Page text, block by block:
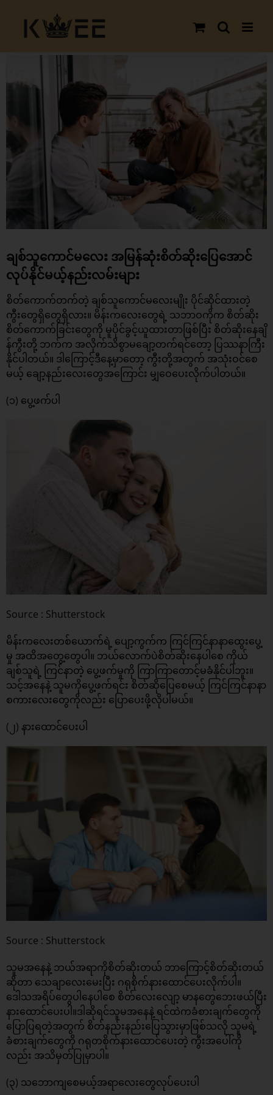
content
ချစ်သူကောင်မလေး အမြန်ဆုံးစိတ်ဆိုးပြေအောင်
လုပ်နိုင်မယ့်နည်းလမ်းများ
စိတ်ကောက်တက်တဲ့ ချစ်သူကောင်မလေးမျိုး ပိုင်ဆိုင်ထားတဲ့
ကွီးတွေရှိတွေရှိလား။ မိန်းကလေးတွေရဲ့ သဘာဝကိုက စိတ်ဆိုး
စိတ်ကောက်ခြင်းတွေကို မူပိုင်ခွင့်ယူထားတာဖြစ်ပြီး စိတ်ဆိုးနေချိ
န်ကွီးတို့ ဘက်က အလိုက်သိစွာမချော့တက်ရင်တော့ ပြဿနာကြီး
နိုင်ပါတယ်။ ဒါကြောင့်ဒီနေ့မှာတော့ ကွီးတို့အတွက် အသုံးဝင်စေ
မယ့် ချော့နည်းလေးတွေအကြောင်း မျှဝေပေးလိုက်ပါတယ်။
(၁) ပွေ့ဖက်ပါ
Source : Shutterstock
မိန်းကလေးတစ်ယောက်ရဲ့ ပျော့ကွက်က ကြင်ကြင်နာနာထွေးပွေ့
မှု အထိအတွေ့တွေပါ။ ဘယ်လောက်ပဲစိတ်ဆိုးနေပါစေ ကိုယ်
ချစ်သူရဲ့ ကြင်နာတဲ့ ပွေ့ဖက်မှုကို ကြာကြာတောင့်မခံနိုင်ပါဘူး။
သင့်အနေနဲ့ သူမကိုပွေ့ဖက်ရင်း စိတ်ဆိုပြေစေမယ့် ကြင်ကြင်နာနာ
စကားလေးတွေကိုလည်း ပြောပေးဖို့လိုပါမယ်။
(၂) နားထောင်ပေးပါ
Source : Shutterstock
သူမအနေနဲ့ ဘယ်အရာကိုစိတ်ဆိုးတယ် ဘာကြောင့်စိတ်ဆိုးတယ်
ဆိုတာ သေချာလေးမေးပြီး ဂရုစိုက်နားထောင်ပေးလိုက်ပါ။
ဒေါသအရိပ်တွေပါနေပါစေ စိတ်လေးလျော့ မာနတွေဘေးဖယ်ပြီး
နားထောင်ပေးပါ။ဒါဆိုရင်သူမအနေနဲ့ ရင်ထဲကခံစားချက်တွေကို
ပြောပြရတဲ့အတွက် စိတ်နည်းနည်းပြေသွားမှာဖြစ်သလို သူမရဲ့
ခံစားချက်တွေကို ဂရုတစိုက်နားထောင်ပေးတဲ့ ကွီးအပေါ်ကို
လည်း အသိမှတ်ပြုမှာပါ။
(၃) သဘောကျစေမယ့်အရာလေးတွေလုပ်ပေးပါ